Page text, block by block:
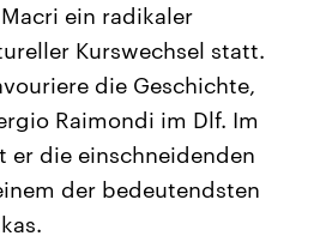
6.
aus
Berichte
Aktuelle Beiträge,
Hintergründe
Wirtschaftlich und
gehören die Vereinigten
den mächtigsten Ländern
mit großem Einfluss auf
ein radikaler
Kurswechsel statt.
die Geschichte,
Raimondi im Dlf. Im
er die einschneidenden
der bedeutendsten